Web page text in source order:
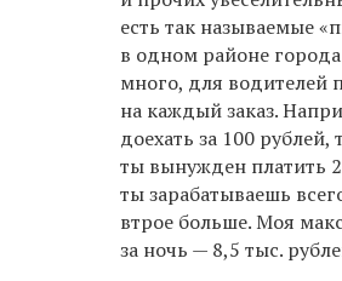
есть так называемые
в одном районе города
много, для водителей
на каждый заказ.
доехать за 100 рублей,
ты вынужден платить
ты зарабатываешь
втрое больше. Моя
за ночь — 8,5 тыс.